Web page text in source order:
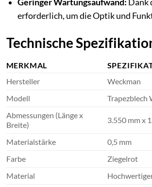
erforderlich, um die Optik und
Technische
MERKMAL
Hersteller
Weckman
Modell
Trapezblech
Abmessungen (Länge x
Breite)
3.550 mm x
Materialstärke
0,5 mm
Farbe
Ziegelrot
Material